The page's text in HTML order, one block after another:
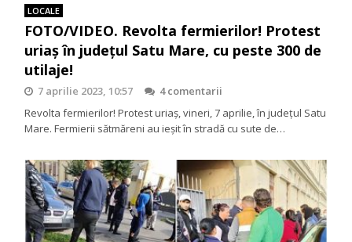
LOCALE
FOTO/VIDEO. Revolta fermierilor! Protest
uriaș în județul Satu Mare, cu peste 300 de
utilaje!
7 aprilie 2023, 10:57
4 comentarii
Revolta fermierilor! Protest uriaș, vineri, 7 aprilie, în județul Satu
Mare. Fermierii sătmăreni au ieșit în stradă cu sute de…